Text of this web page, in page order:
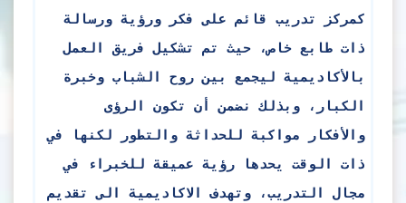
كمركز تدريب قائم على فكر ورؤية ورسالة
ذات طابع خاص، حيث تم تشكيل فريق العمل
بالأكاديمية ليجمع بين روح الشباب وخبرة
الكبار، وبذلك نضمن أن تكون الرؤى
والأفكار مواكبة للحداثة والتطور لكنها في
ذات الوقت يحدها رؤية عميقة للخبراء في
مجال التدريب، وتهدف الاكاديمية الى تقديم